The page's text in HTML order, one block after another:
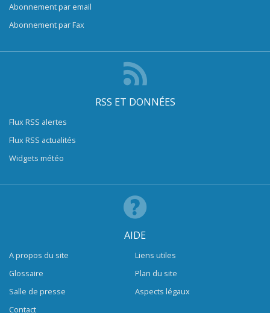
Abonnement par email
Abonnement par Fax
RSS ET DONNÉES
Flux RSS alertes
Flux RSS actualités
Widgets météo
AIDE
A propos du site
Glossaire
Salle de presse
Contact
Liens utiles
Plan du site
Aspects légaux